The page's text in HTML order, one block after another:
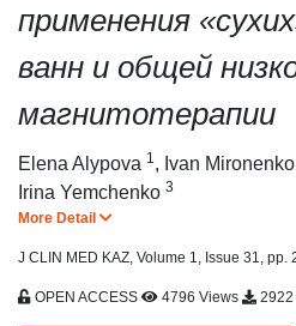
применения
ванн и общей
магнитотерапии
Elena Alypova 1 , Ivan Mironenko
Irina Yemchenko 3
More Detail
J CLIN MED KAZ, Volume 1, Issue 31, pp.
OPEN ACCESS 4796 Views